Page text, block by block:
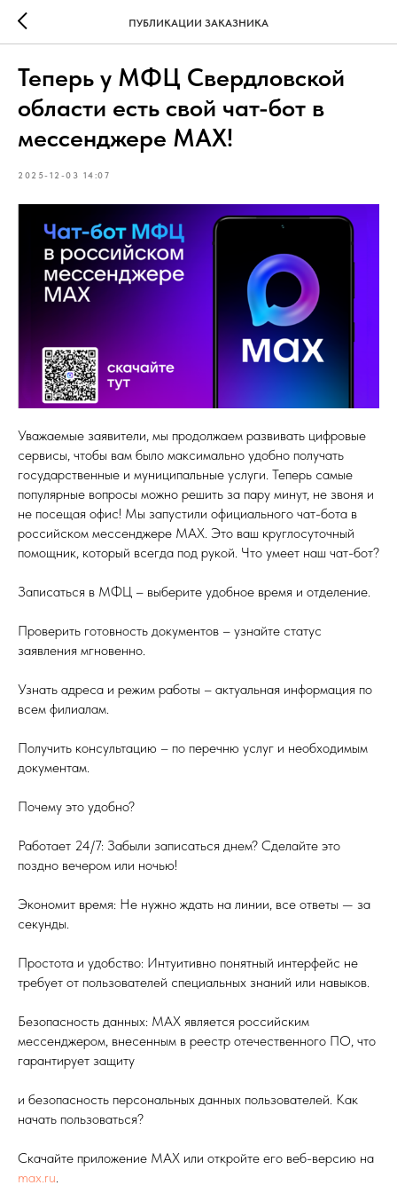
ПУБЛИКАЦИИ ЗАКАЗНИКА
Теперь у МФЦ Свердловской
области есть свой чат-бот в
мессенджере MAX!
2025-12-03 14:07
Уважаемые заявители, мы продолжаем развивать цифровые
сервисы, чтобы вам было максимально удобно получать
государственные и муниципальные услуги. Теперь самые
популярные вопросы можно решить за пару минут, не звоня и
не посещая офис! Мы запустили официального чат-бота в
российском мессенджере MAX. Это ваш круглосуточный
помощник, который всегда под рукой. Что умеет наш чат-бот?
Записаться в МФЦ – выберите удобное время и отделение.
Проверить готовность документов – узнайте статус
заявления мгновенно.
Узнать адреса и режим работы – актуальная информация по
всем филиалам.
Получить консультацию – по перечню услуг и необходимым
документам.
Почему это удобно?
Работает 24/7: Забыли записаться днем? Сделайте это
поздно вечером или ночью!
Экономит время: Не нужно ждать на линии, все ответы — за
секунды.
Простота и удобство: Интуитивно понятный интерфейс не
требует от пользователей специальных знаний или навыков.
Безопасность данных: MAX является российским
мессенджером, внесенным в реестр отечественного ПО, что
гарантирует защиту
и безопасность персональных данных пользователей. Как
начать пользоваться?
Скачайте приложение MAX или откройте его веб-версию на
max.ru